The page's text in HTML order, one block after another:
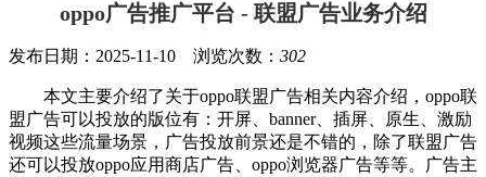
oppo广告推广平台 - 联盟广告业务介绍
发布日期：2025-11-10 浏览次数： 302
本文主要介绍了关于oppo联盟广告相关内容介绍，oppo联
盟广告可以投放的版位有：开屏、banner、插屏、原生、激励
视频这些流量场景，广告投放前景还是不错的，除了联盟广告
还可以投放oppo应用商店广告、oppo浏览器广告等等。广告主